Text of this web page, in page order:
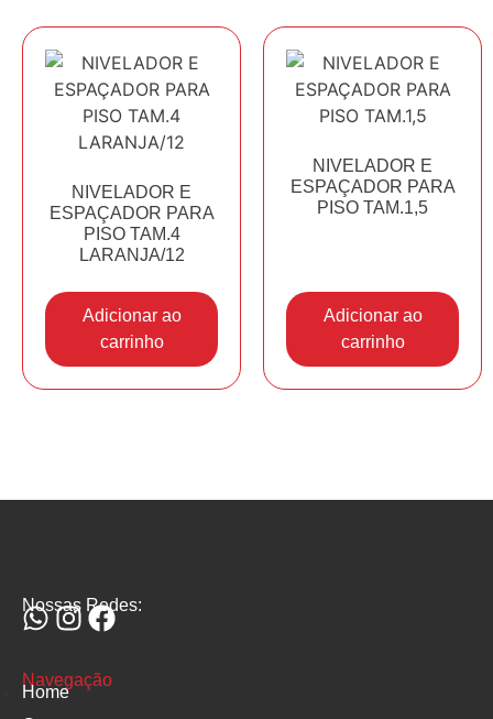
NIVELADOR E
ESPAÇADOR PARA
PISO TAM.4
LARANJA/12
Adicionar ao
carrinho
NIVELADOR E
ESPAÇADOR PARA
PISO TAM.1,5
Adicionar ao
carrinho
Nossas Redes:
Navegação
Home